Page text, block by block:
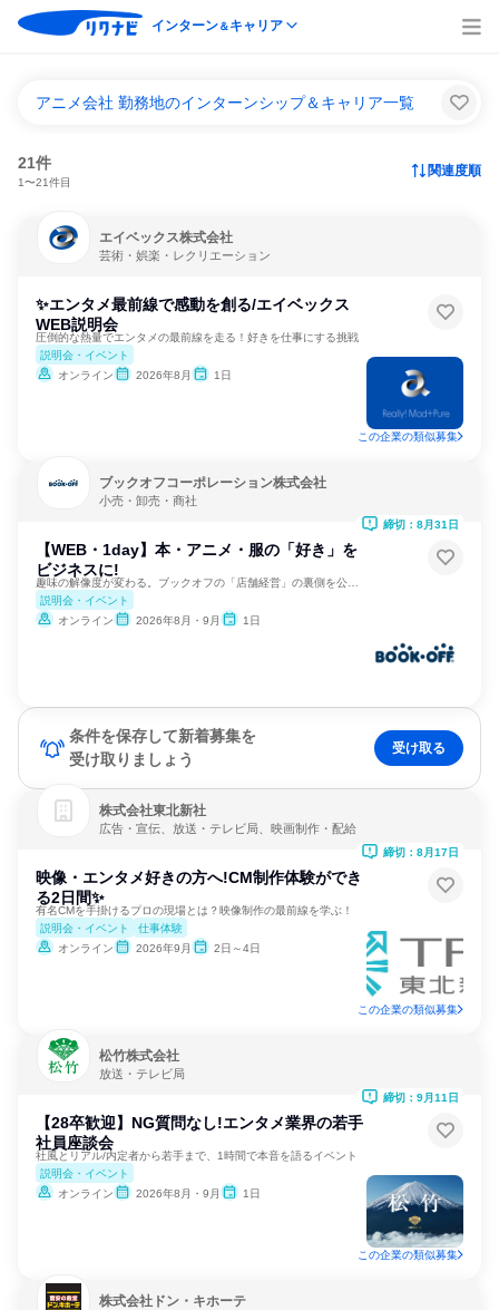
インターン＆キャリア
アニメ会社 勤務地のインターンシップ＆キャリア一覧
21件
1〜21件目
関連度順
エイベックス株式会社
芸術・娯楽・レクリエーション
✨エンタメ最前線で感動を創る/エイベックス
WEB説明会
圧倒的な熱量でエンタメの最前線を走る！好きを仕事にする挑戦
説明会・イベント
オンライン
2026年8月 1日
この企業の類似募集
ブックオフコーポレーション株式会社
小売・卸売・商社
【WEB・1day】本・アニメ・服の「好き」を
ビジネスに!
説明会・イベント
オンライン
2026年8月・9月 1日
締切：8月31日
条件を保存して新着募集を
受け取りましょう
受け取る
株式会社東北新社
広告・宣伝、放送・テレビ局、映画制作・配給
映像・エンタメ好きの方へ!CM制作体験ができ
る2日間✨
有名CMを手掛けるプロの現場とは？映像制作の最前線を学ぶ！
説明会・イベント
仕事体験
オンライン
2026年9月 2日～4日
締切：8月17日
この企業の類似募集
松竹株式会社
放送・テレビ局
【28卒歓迎】NG質問なし!エンタメ業界の若手
社員座談会
社風とリアル/内定者から若手まで、1時間で本音を語るイベント
説明会・イベント
オンライン
2026年8月・9月 1日
締切：9月11日
この企業の類似募集
株式会社ドン・キホーテ